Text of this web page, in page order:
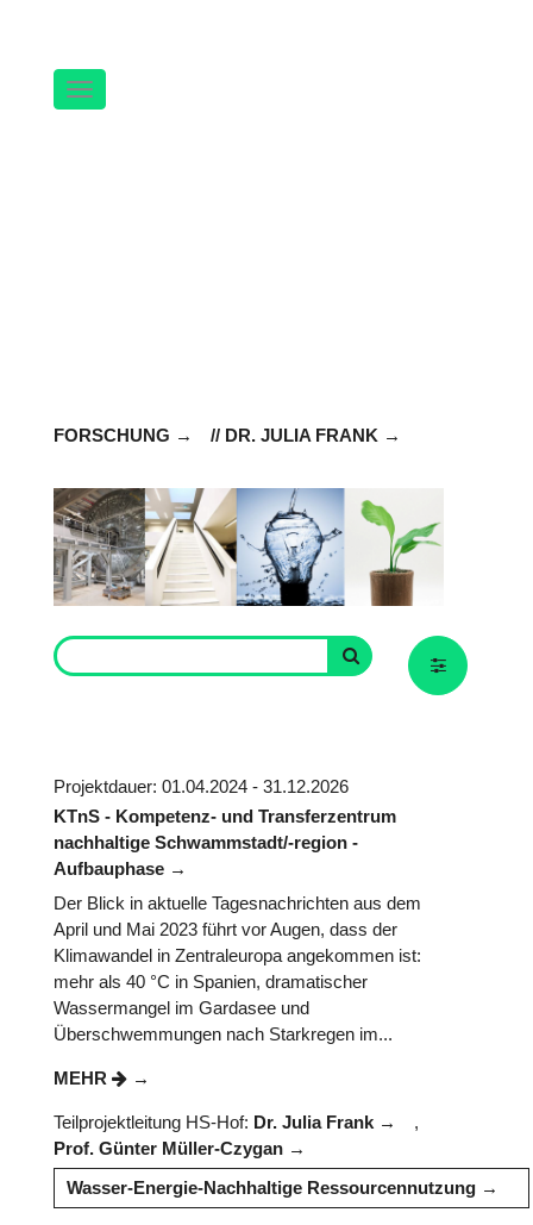
Navigation
FORSCHUNG // DR. JULIA FRANK
Projektdauer: 01.04.2024 - 31.12.2026
KTnS - Kompetenz- und Transferzentrum
nachhaltige Schwammstadt/-region -
Aufbauphase
Der Blick in aktuelle Tagesnachrichten aus dem
April und Mai 2023 führt vor Augen, dass der
Klimawandel in Zentraleuropa angekommen ist:
mehr als 40 °C in Spanien, dramatischer
Wassermangel im Gardasee und
Überschwemmungen nach Starkregen im...
MEHR
Teilprojektleitung HS-Hof: Dr. Julia Frank
,
Prof. Günter Müller-Czygan
Wasser-Energie-Nachhaltige Ressourcennutzung